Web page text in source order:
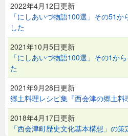
2022年4月12日更新
「にしあいづ物語100選」その51
した
2021年10月5日更新
「にしあいづ物語100選」その1か
た
2021年9月28日更新
郷土料理レシピ集『西会津の郷土料
2018年4月17日更新
「西会津町歴史文化基本構想」の策